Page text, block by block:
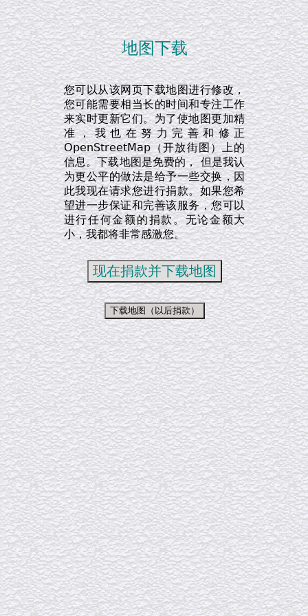
地图下载
您可以从该网页下载地图进行修改，
您可能需要相当长的时间和专注工作
来实时更新它们。为了使地图更加精
准，我也在努力完善和修正
OpenStreetMap（开放街图）上的
信息。下载地图是免费的， 但是我认
为更公平的做法是给予一些交换，因
此我现在请求您进行捐款。如果您希
望进一步保证和完善该服务，您可以
进行任何金额的捐款。无论金额大
小，我都将非常感激您。